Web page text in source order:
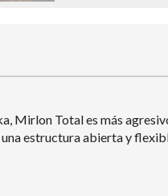
Total es más
estructura abierta y